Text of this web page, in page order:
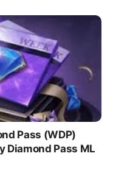
Pass (WDP)
Diamond Pass ML